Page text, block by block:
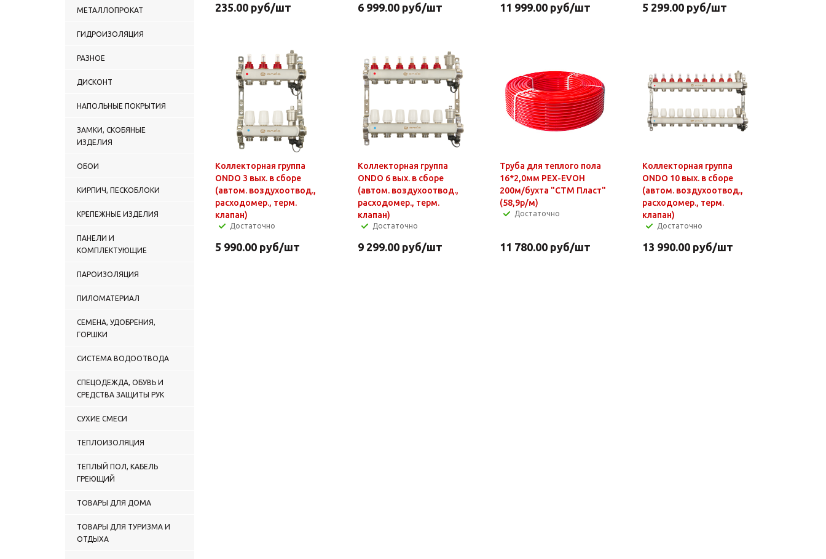
МЕТАЛЛОПРОКАТ
ГИДРОИЗОЛЯЦИЯ
РАЗНОЕ
ДИСКОНТ
НАПОЛЬНЫЕ ПОКРЫТИЯ
ЗАМКИ, СКОБЯНЫЕ
ИЗДЕЛИЯ
ОБОИ
КИРПИЧ, ПЕСКОБЛОКИ
КРЕПЕЖНЫЕ ИЗДЕЛИЯ
ПАНЕЛИ И
КОМПЛЕКТУЮЩИЕ
ПАРОИЗОЛЯЦИЯ
ПИЛОМАТЕРИАЛ
СЕМЕНА, УДОБРЕНИЯ,
ГОРШКИ
СИСТЕМА ВОДООТВОДА
СПЕЦОДЕЖДА, ОБУВЬ И
СРЕДСТВА ЗАЩИТЫ РУК
СУХИЕ СМЕСИ
ТЕПЛОИЗОЛЯЦИЯ
ТЕПЛЫЙ ПОЛ, КАБЕЛЬ
ГРЕЮЩИЙ
ТОВАРЫ ДЛЯ ДОМА
ТОВАРЫ ДЛЯ ТУРИЗМА И
ОТДЫХА
235.00 руб/шт 6 999.00руб/шт 11 999.00 руб/шт 5 299.00руб/шт
Коллекторная группа
ONDO 3 вых. в сборе
(автом. воздухоотвод.,
расходомер., терм.
клапан)
Достаточно
5 990.00 руб/шт
Коллекторная группа
ONDO 6 вых. в сборе
(автом. воздухоотвод.,
расходомер., терм.
клапан)
Достаточно
9 299.00руб/шт
Труба для теплого пола
16*2,0мм PEX-EVOH
200м/бухта "CTM Пласт"
(58,9р/м)
Достаточно
11 780.00 руб/шт
Коллекторная группа
ONDO 10 вых. в сборе
(автом. воздухоотвод.,
расходомер., терм.
клапан)
Достаточно
13 990.00руб/шт